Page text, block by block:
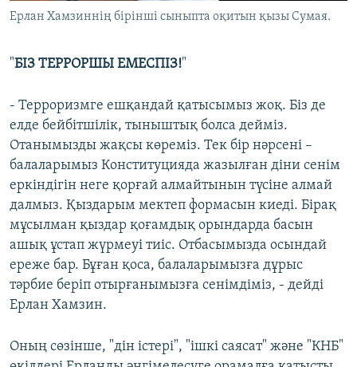
Ерлан Хамзиннің бірінші сыныпта оқитын қызы Сумая.
"БІЗ ТЕРРОРШЫ ЕМЕСПІЗ!"
- Терроризмге ешқандай қатысымыз жоқ. Біз де
елде бейбітшілік, тыныштық болса дейміз.
Отанымызды жақсы көреміз. Тек бір нәрсені –
балаларымыз Конституцияда жазылған діни сенім
еркіндігін неге қорғай алмайтынын түсіне алмай
далмыз. Қыздарым мектеп формасын киеді. Бірақ
мұсылман қыздар қоғамдық орындарда басын
ашық ұстап жүрмеуі тиіс. Отбасымызда осындай
ереже бар. Бұған қоса, балаларымызға дұрыс
тәрбие беріп отырғанымызға сенімдіміз, - дейді
Ерлан Хамзин.
Оның сөзінше, "дін істері", "ішкі саясат" және "КНБ"